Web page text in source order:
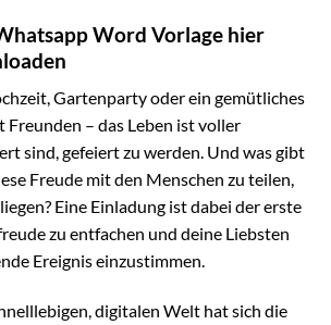
Word Vorlage hier
Gartenparty oder ein gemütliches
Freunden – das Leben ist voller
sind, gefeiert zu werden. Und was gibt
Freude mit den Menschen zu teilen,
Eine Einladung ist dabei der erste
zu entfachen und deine Liebsten
Ereignis einzustimmen.
digitalen Welt hat sich die